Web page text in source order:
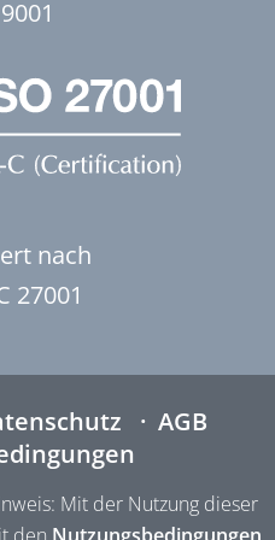
nach
27001
AGB
Mit der Nutzung dieser
den Nutzungsbedingungen